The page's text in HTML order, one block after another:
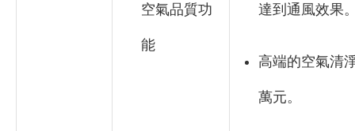
空氣品質功
能
達到通風效果
高端的空氣清
萬元。